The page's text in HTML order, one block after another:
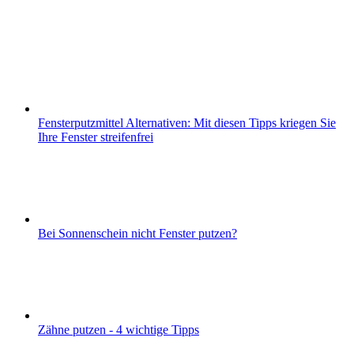
Fensterputzmittel Alternativen: Mit diesen Tipps kriegen Sie
Ihre Fenster streifenfrei
Bei Sonnenschein nicht Fenster putzen?
Zähne putzen - 4 wichtige Tipps